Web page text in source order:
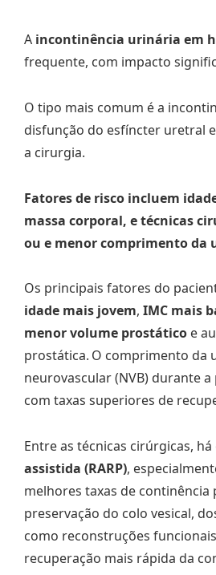
A incontinência urinária em
frequente, com impacto
O tipo mais comum é a
disfunção do esfíncter uretral
a cirurgia.
Fatores de risco incluem
massa corporal, e técnicas
ou e menor comprimento da
Os principais fatores do
idade mais jovem, IMC mais
menor volume prostático e
prostática. O comprimento da
neurovascular (NVB) durante
com taxas superiores de
Entre as técnicas cirúrgicas,
assistida (RARP),
melhores taxas de
preservação do colo vesical,
como reconstruções
recuperação mais rápida da